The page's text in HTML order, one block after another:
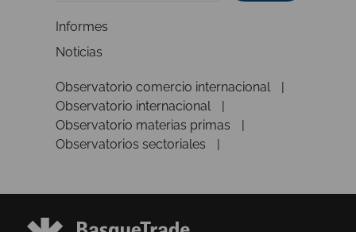
Informes
Noticias
Observatorio comercio internacional
Observatorio internacional
Observatorio materias primas
Observatorios sectoriales